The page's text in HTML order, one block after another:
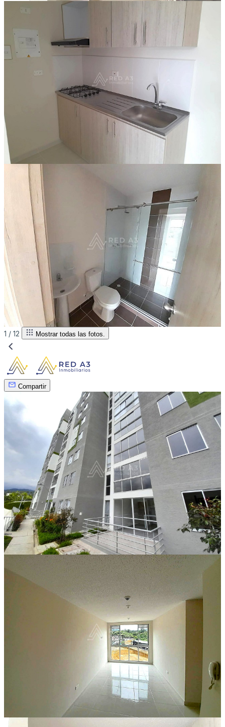
1 / 12 Mostrar todas las fotos.
Compartir